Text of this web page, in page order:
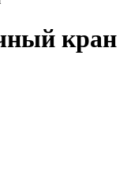
кран